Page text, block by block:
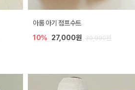
아롬 아기 점프수트
10% 27,000원 30,000원